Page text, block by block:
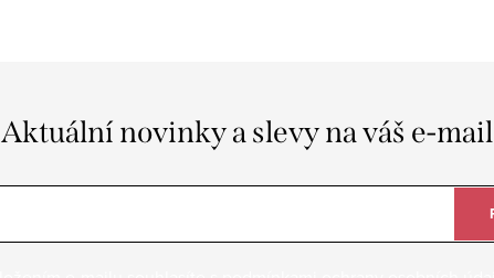
Aktuální novinky a slevy na váš e-mail